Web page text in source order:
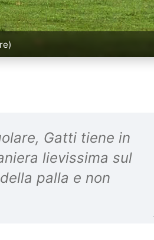
Gatti tiene in
lievissima sul
palla e non